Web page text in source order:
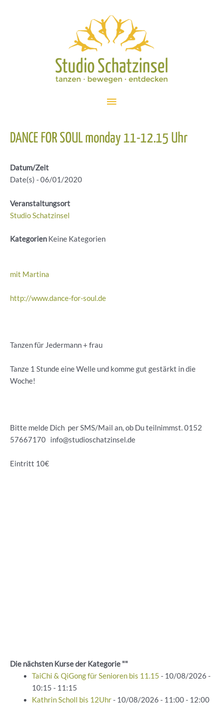
Hauptmenü
DANCE FOR SOUL monday 11-12.15 Uhr
Datum/Zeit
Date(s) - 06/01/2020
Veranstaltungsort
Studio Schatzinsel
Kategorien Keine Kategorien
mit Martina
http://www.dance-for-soul.de
Tanzen für Jedermann + frau
Tanze 1 Stunde eine Welle und komme gut gestärkt in die
Woche!
Bitte melde Dich per SMS/Mail an, ob Du teilnimmst. 0152
57667170 info@studioschatzinsel.de
Eintritt 10€
Die nächsten Kurse der Kategorie ""
TaiChi & QiGong für Senioren bis 11.15 - 10/08/2026 -
10:15 - 11:15
Kathrin Scholl bis 12Uhr- 10/08/2026 - 11:00 - 12:00